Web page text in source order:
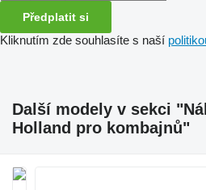
Předplatit si
Kliknutím zde souhlasíte s naší
Další modely v sekci
Holland pro kombajnů"